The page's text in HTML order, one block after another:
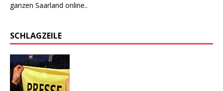
ganzen Saarland online..
SCHLAGZEILE